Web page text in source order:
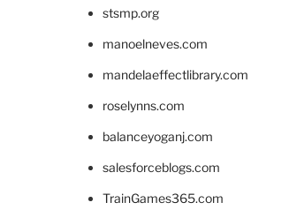
stsmp.org
manoelneves.com
mandelaeffectlibrary.com
roselynns.com
balanceyoganj.com
salesforceblogs.com
TrainGames365.com